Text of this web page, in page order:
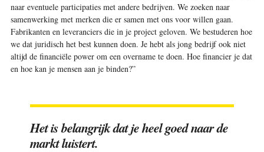
naar eventuele participaties met andere bedrijven. We zoeken naar
samenwerking met merken die er samen met ons voor willen gaan.
Fabrikanten en leveranciers die in je project geloven. We bestuderen hoe
we dat juridisch het best kunnen doen. Je hebt als jong bedrijf ook niet
altijd de financiële power om een overname te doen. Hoe financier je dat
en hoe kan je mensen aan je binden?”
Het is belangrijk dat je heel goed naar de
markt luistert.